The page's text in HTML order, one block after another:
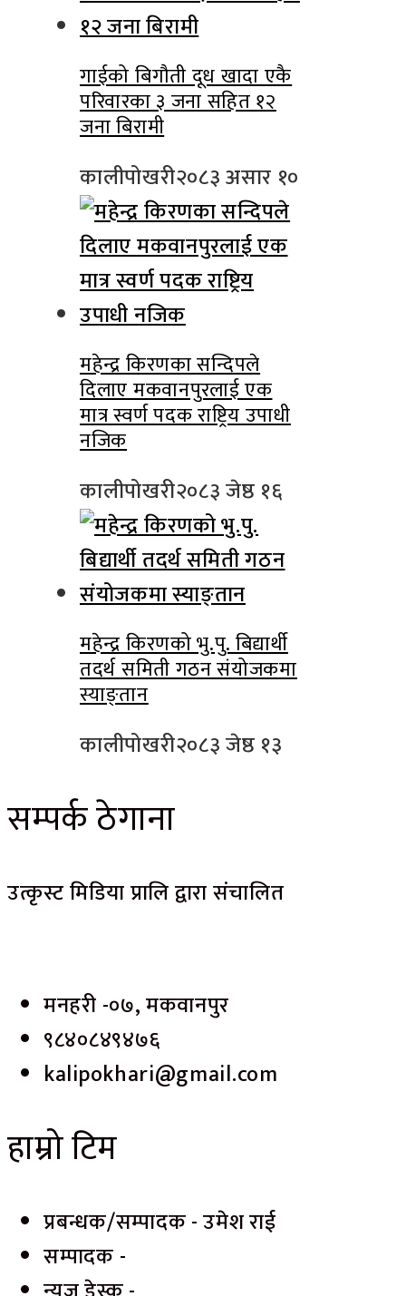
गाईको बिगौती दूध खादा एकै
परिवारका ३ जना सहित १२
जना बिरामी
कालीपोखरी२०८३ असार १०
महेन्द्र किरणका सन्दिपले
दिलाए मकवानपुरलाई एक
मात्र स्वर्ण पदक राष्ट्रिय उपाधी
नजिक
कालीपोखरी२०८३ जेष्ठ १६
महेन्द्र किरणको भु.पु. बिद्यार्थी
तदर्थ समिती गठन संयोजकमा
स्याङ्तान
कालीपोखरी२०८३ जेष्ठ १३
सम्पर्क ठेगाना
उत्कृस्ट मिडिया प्रालि द्वारा संचालित
मनहरी -०७, मकवानपुर
९८४०८४९४७६
kalipokhari@gmail.com
हाम्रो टिम
प्रबन्धक/सम्पादक - उमेश राई
सम्पादक -